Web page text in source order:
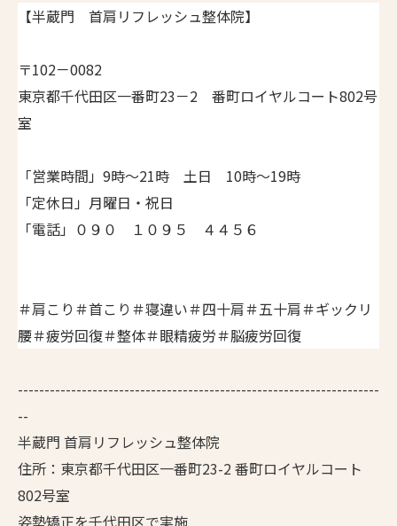
【半蔵門 首肩リフレッシュ整体院】
〒102－0082
東京都千代田区一番町23－2 番町ロイヤルコート802号
室
「営業時間」9時～21時 土日 10時～19時
「定休日」月曜日・祝日
「電話」０９０ １０９５ ４４５６
＃肩こり＃首こり＃寝違い＃四十肩＃五十肩＃ギックリ
腰＃疲労回復＃整体＃眼精疲労＃脳疲労回復
--------------------------------------------------------------------
--
半蔵門 首肩リフレッシュ整体院
住所：東京都千代田区一番町23-2 番町ロイヤルコート
802号室
姿勢矯正を千代田区で実施